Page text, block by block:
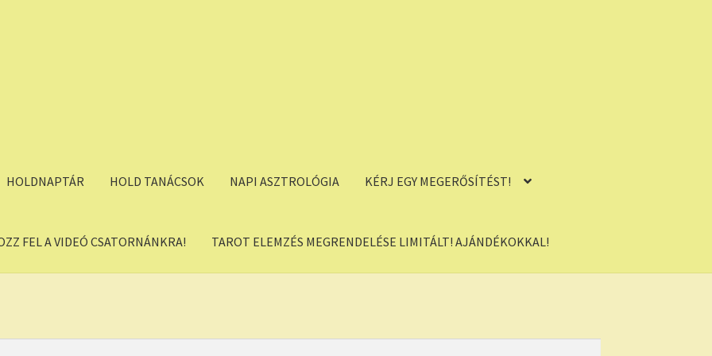
HOLDNAPTÁR HOLD TANÁCSOK NAPI ASZTROLÓGIA KÉRJ EGY MEGERŐSÍTÉST!
FEL A VIDEÓ CSATORNÁNKRA! TAROT ELEMZÉS MEGRENDELÉSE LIMITÁLT! AJÁNDÉKOKKAL!